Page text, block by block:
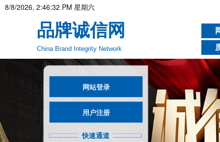
8/8/2026, 2:46:33 PM 星期六
品牌诚信网
China Brand Integrity Network
网站登录
用户注册
快速通道